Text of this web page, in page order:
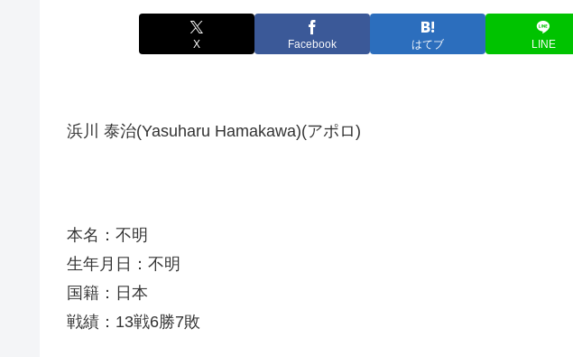
X Facebook はてブ LINE
浜川 泰治(Yasuharu Hamakawa)(アポロ)
本名：不明
生年月日：不明
国籍：日本
戦績：13戦6勝7敗